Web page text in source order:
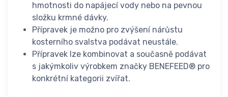
hmotnosti do napájecí vody nebo na pevnou
složku krmné dávky.
Přípravek je možno pro zvýšení nárůstu
kosterního svalstva podávat neustále.
Přípravek lze kombinovat a současně podávat
s jakýmkoliv výrobkem značky BENEFEED® pro
konkrétní kategorii zvířat.